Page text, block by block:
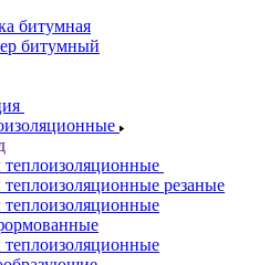
битумная
битумный
резаные